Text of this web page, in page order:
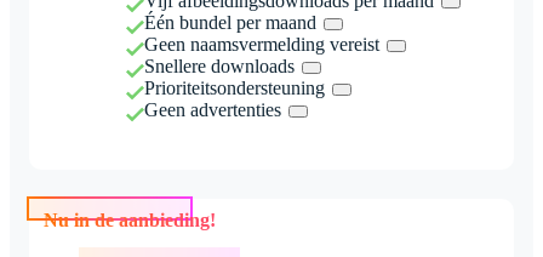
Één bundel per maand
Geen naamsvermelding vereist
Snellere downloads
Prioriteitsondersteuning
Geen advertenties
Nu in de aanbieding!